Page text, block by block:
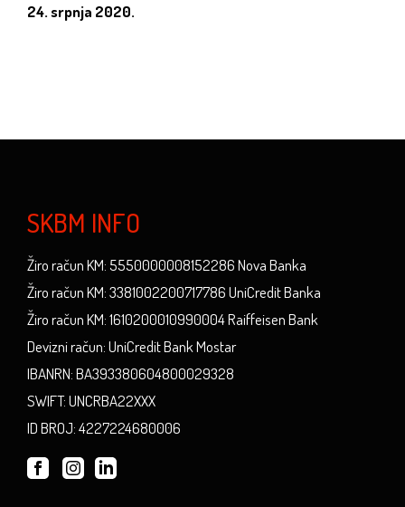
24. srpnja 2020.
SKBM INFO
Žiro račun KM: 5550000008152286 Nova Banka
Žiro račun KM: 3381002200717786 UniCredit Banka
Žiro račun KM: 1610200010990004 Raiffeisen Bank
Devizni račun: UniCredit Bank Mostar
IBANRN: BA393380604800029328
SWIFT: UNCRBA22XXX
ID BROJ: 4227224680006